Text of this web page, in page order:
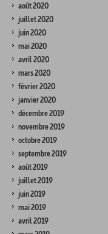
août 2020
juillet 2020
juin 2020
mai 2020
avril 2020
mars 2020
février 2020
janvier 2020
décembre 2019
novembre 2019
octobre 2019
septembre 2019
août 2019
juillet 2019
juin 2019
mai 2019
avril 2019